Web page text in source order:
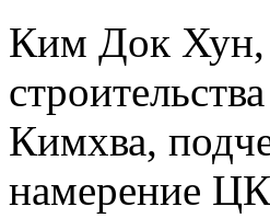
Ким Док Хун,
Кимхва,
намерение ЦК